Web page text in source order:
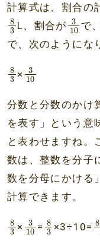
計算式は、割合の
8
3
8 3L、割合が 3
10
310
で
で、次のようにな
8
3
8 × 3
10
310
分数と分数のかけ
を表す」という意
と表わせますね。
数は、整数を分子
数を分母にかける
計算できます。
8
3
8 × 3
10
310
= 8
3
8 ×3÷10=